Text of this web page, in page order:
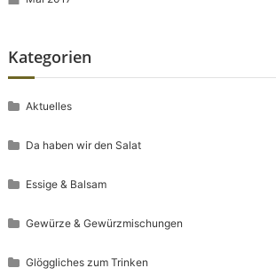
Kategorien
Aktuelles
Da haben wir den Salat
Essige & Balsam
Gewürze & Gewürzmischungen
Glöggliches zum Trinken